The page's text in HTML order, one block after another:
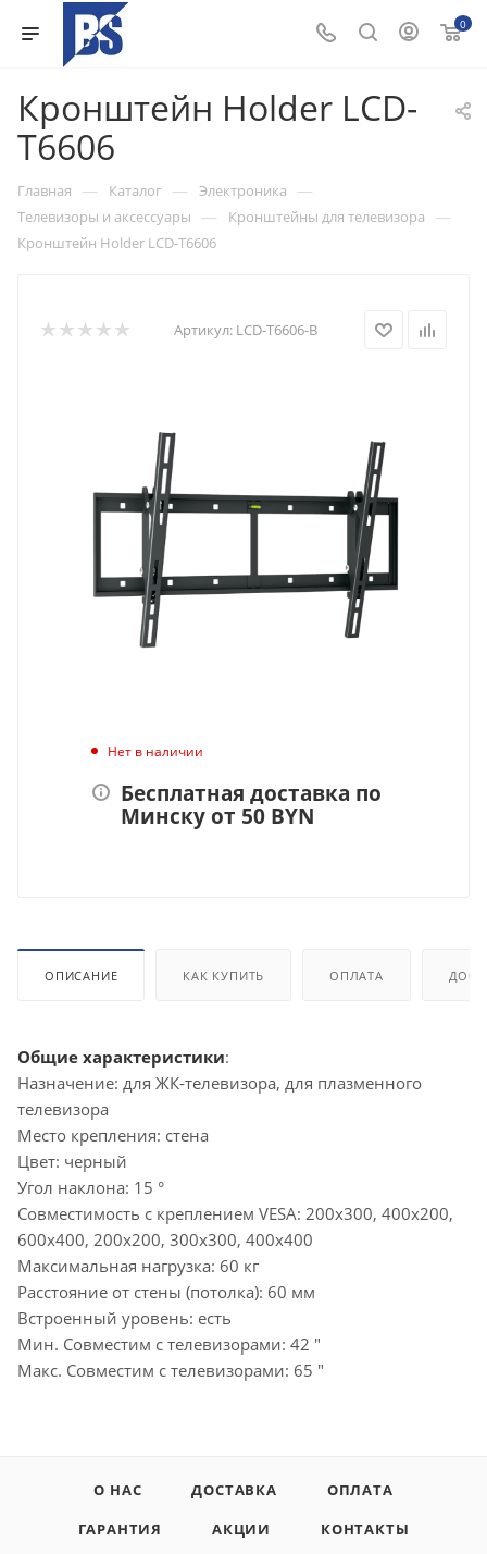
0
Кронштейн Holder LCD-
T6606
Главная — Каталог — Электроника —
Телевизоры и аксессуары — Кронштейны для телевизора —
Кронштейн Holder LCD-T6606
Артикул: LCD-T6606-B
Нет в наличии
Бесплатная доставка по
Минску от 50 BYN
ОПИСАНИЕ КАК КУПИТЬ ОПЛАТА
Общие характеристики:
Назначение: для ЖК-телевизора, для плазменного
телевизора
Место крепления: стена
Цвет: черный
Угол наклона: 15 °
Совместимость с креплением VESA: 200x300, 400x200,
600x400, 200x200, 300x300, 400x400
Максимальная нагрузка: 60 кг
Расстояние от стены (потолка): 60 мм
Встроенный уровень: есть
Мин. Совместим с телевизорами: 42 "
Макс. Совместим с телевизорами: 65 "
О НАС ДОСТАВКА
ОПЛАТА
ГАРАНТИЯ
АКЦИИ
КОНТАКТЫ